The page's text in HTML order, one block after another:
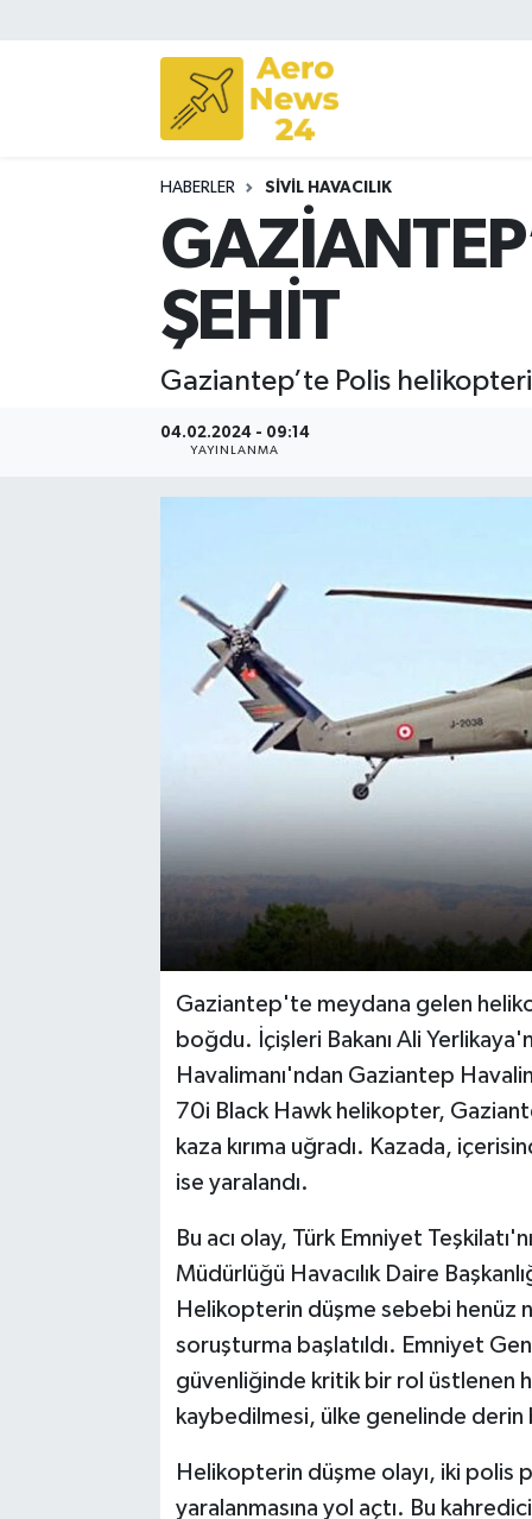
HABERLER SIVIL HAVACILIK
ŞEHİT
Gaziantep’te Polis
04.02.2024 - 09:14
YAYINLANMA
Gaziantep'te meydana gelen
boğdu. İçişleri Bakanı Ali
Havalimanı'ndan Gaziantep
70i Black Hawk helikopter,
kaza kırıma uğradı. Kazada,
ise yaralandı.
Bu acı olay, Türk Emniyet
Müdürlüğü Havacılık Daire
Helikopterin düşme sebebi henüz
soruşturma başlatıldı. Emniyet
güvenliğinde kritik bir rol üstlenen
kaybedilmesi, ülke genelinde
Helikopterin düşme olayı, iki polis
yaralanmasına yol açtı. Bu
Sivil Havacılık